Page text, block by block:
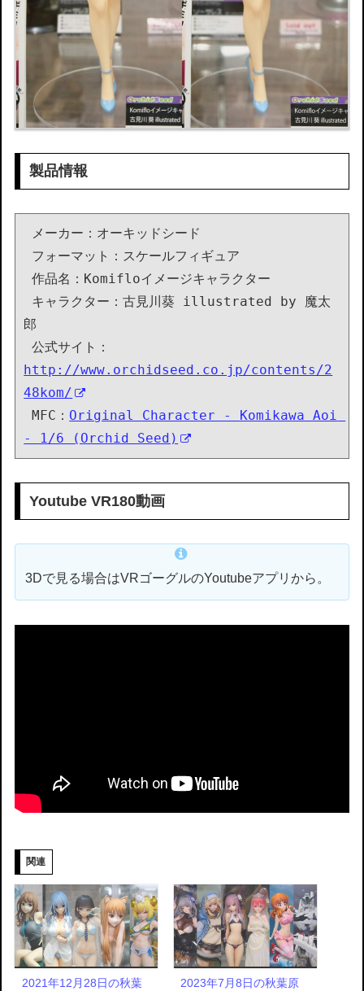
製品情報
作品名：Komifloイメージキャラクター
郎
公式サイト：
http://www.orchidseed.co.jp/contents/2
48kom/
MFC： Original Character - Komikawa Aoi
- 1/6 (Orchid Seed)
Youtube VR180動画
3Dで見る場合はVRゴーグルのYoutubeアプリから。
関連
2021年12月28日の秋葉
2023年7月8日の秋葉原